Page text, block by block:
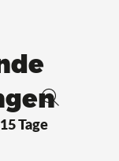
Suche
Tage